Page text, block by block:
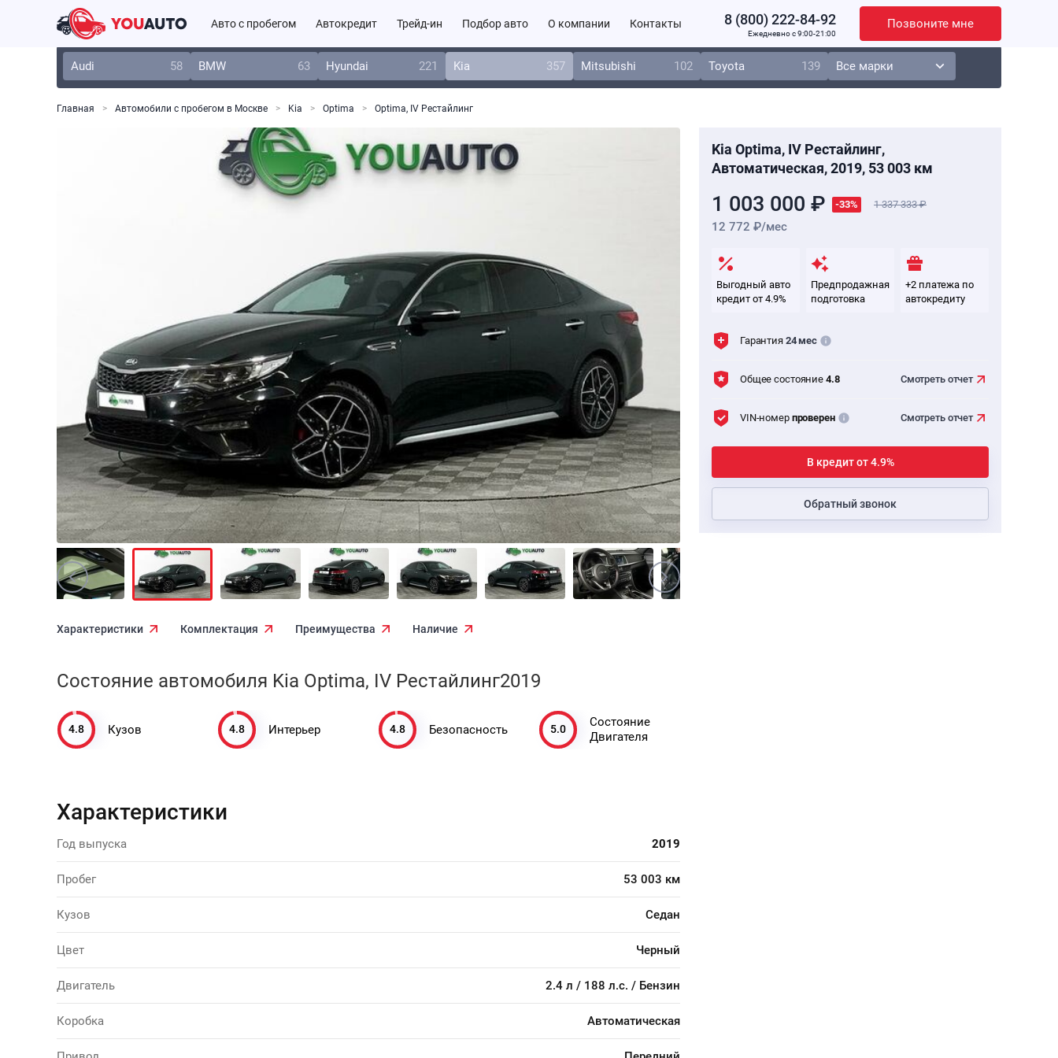
Авто с пробегом Автокредит Трейд-ин Подбор авто О компании Контакты 8 (800) 222-84-92
Ежедневно c 9:00-21:00
Позвоните мне
Audi 58 BMW 63 Hyundai 221 Kia 357 Mitsubishi 102 Toyota 139
Главная Автомобили с пробегом в Москве Kia Optima Optima, IV Рестайлинг
Kia Optima, IV Рестайлинг,
Автоматическая, 2019, 53 003 км
1 003 000 ₽ -33% 1 337 333
12 772 ₽/мес
Выгодный авто
кредит от 4.9%
Предпродажная
подготовка
+2 платежа по
автокредиту
Гарантия 24 мес
Общее состояние 4.8 Смотреть отчет
VIN-номер проверен Смотреть отчет
В кредит от 4.9%
Обратный звонок
Характеристики Комплектация Преимущества Наличие
Состояние автомобиля Kia Optima, IV Рестайлинг2019
4.8 Кузов 4.8 Интерьер 4.8 Безопасность 5.0
Состояние
Двигателя
Характеристики
Год выпуска 2019
Пробег 53 003 км
Кузов Седан
Цвет Черный
Двигатель 2.4 л / 188 л.с. / Бензин
Коробка Автоматическая